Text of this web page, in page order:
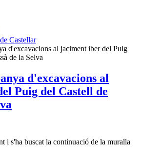
Castellar
d'excavacions al jaciment iber del Puig
de la Selva
d'excavacions al
Puig del Castell de
i s'ha buscat la continuació de la muralla